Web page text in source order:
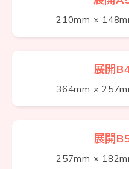
210mm ×
展開
364mm ×
展開
257mm ×